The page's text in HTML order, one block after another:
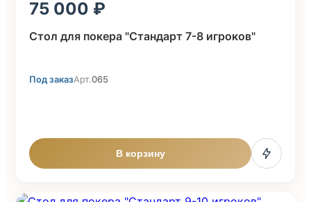
75 000
Стол для покера "Стандарт 7-8 игроков"
Под заказАрт.065
В корзину